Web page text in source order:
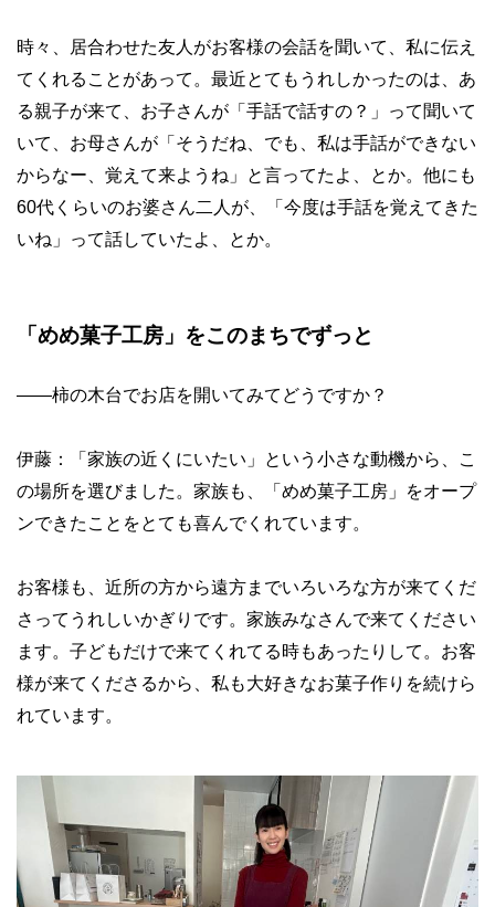
時々、居合わせた友人がお客様の会話を聞いて、私に伝え
てくれることがあって。最近とてもうれしかったのは、あ
る親子が来て、お子さんが「手話で話すの？」って聞いて
いて、お母さんが「そうだね、でも、私は手話ができない
からなー、覚えて来ようね」と言ってたよ、とか。他にも
60代くらいのお婆さん二人が、「今度は手話を覚えてきた
いね」って話していたよ、とか。
「めめ菓子工房」をこのまちでずっと
——柿の木台でお店を開いてみてどうですか？
伊藤：「家族の近くにいたい」という小さな動機から、こ
の場所を選びました。家族も、「めめ菓子工房」をオープ
ンできたことをとても喜んでくれています。
お客様も、近所の方から遠方までいろいろな方が来てくだ
さってうれしいかぎりです。家族みなさんで来てください
ます。子どもだけで来てくれてる時もあったりして。お客
様が来てくださるから、私も大好きなお菓子作りを続けら
れています。